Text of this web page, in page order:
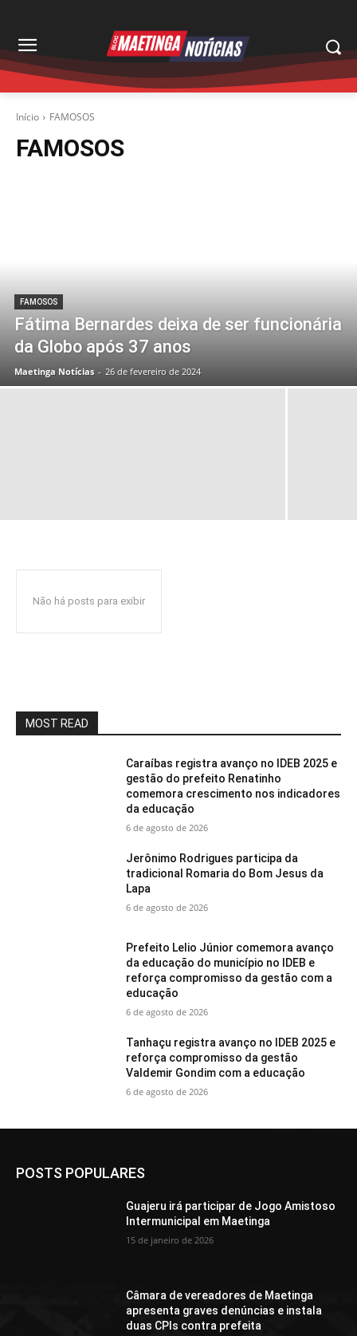
Início FAMOSOS
FAMOSOS
FAMOSOS
Fátima Bernardes deixa de ser funcionária
da Globo após 37 anos
Maetinga Notícias - 26 de fevereiro de 2024
Não há posts para exibir
MOST READ
Caraíbas registra avanço no IDEB 2025 e
gestão do prefeito Renatinho
comemora crescimento nos indicadores
da educação
6 de agosto de 2026
Jerônimo Rodrigues participa da
tradicional Romaria do Bom Jesus da
Lapa
6 de agosto de 2026
Prefeito Lelio Júnior comemora avanço
da educação do município no IDEB e
reforça compromisso da gestão com a
educação
6 de agosto de 2026
Tanhaçu registra avanço no IDEB 2025 e
reforça compromisso da gestão
Valdemir Gondim com a educação
6 de agosto de 2026
POSTS POPULARES
Guajeru irá participar de Jogo Amistoso
Intermunicipal em Maetinga
15 de janeiro de 2026
Câmara de vereadores de Maetinga
apresenta graves denúncias e instala
duas CPIs contra prefeita